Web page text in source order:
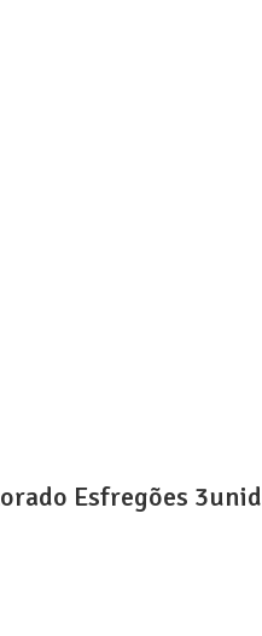
Esfregões 3unid